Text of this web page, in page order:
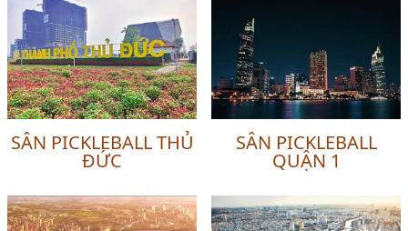
SÂN PICKLEBALL THỦ
ĐỨC
SÂN PICKLEBALL
QUẬN 1